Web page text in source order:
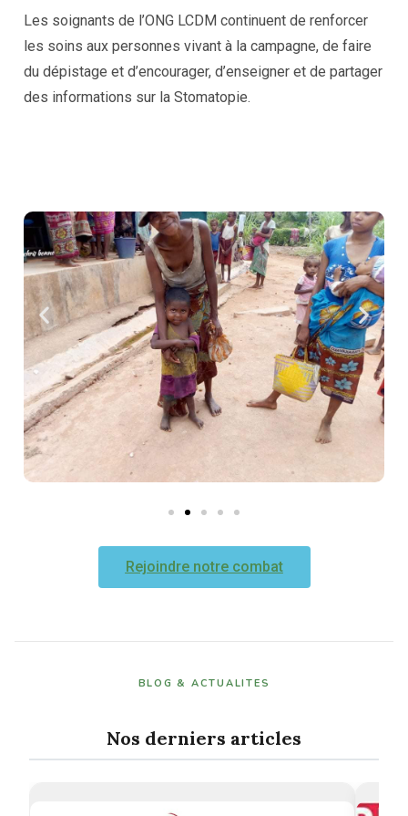
Les soignants de l’ONG LCDM continuent de renforcer
les soins aux personnes vivant à la campagne, de faire
du dépistage et d’encourager, d’enseigner et de partager
des informations sur la Stomatopie.
Rejoindre notre combat
BLOG & ACTUALITES
Nos derniers articles